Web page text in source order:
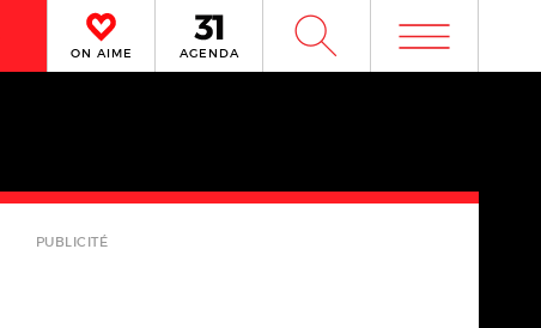
ON AIME AGENDA W m
PUBLICITÉ